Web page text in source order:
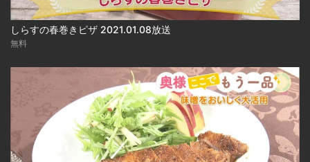
しらすの春巻きピザ 2021.01.08放送
無料